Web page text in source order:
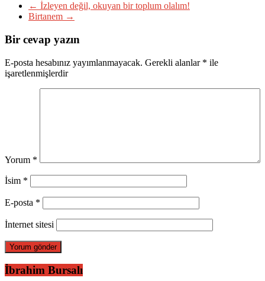
← İzleyen değil, okuyan bir toplum olalım!
Birtanem →
Bir cevap yazın
E-posta hesabınız yayımlanmayacak. Gerekli alanlar * ile
işaretlenmişlerdir
Yorum *
İsim *
E-posta *
İnternet sitesi
İbrahim Bursalı